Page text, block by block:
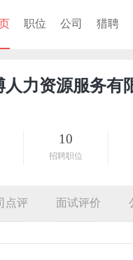
职位 公司 猎聘
人力资源服务有
10
招聘职位
点评 面试评价